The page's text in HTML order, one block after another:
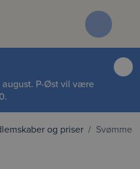
august. P-Øst vil være
og priser